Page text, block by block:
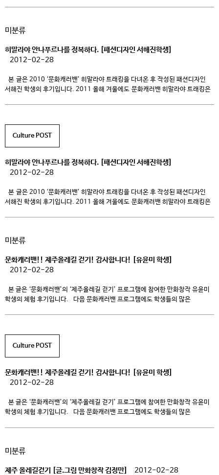
국제경쟁력과 자아개발 및 봉사능력을 향상시키고, 중국에 거주하고 있는 […]
미분류
히말라야 안나푸르나를 정복하다. [패션디자인 서해진학생]
2012-02-28
본 글은 2010 ‘문화캐러밴’ 히말라야 트래킹을 다녀온 후 작성된 패션디자인
서해진 학생의 후기입니다. 2011 올해 겨울에도 문화캐러밴 히말라야 트래킹은
ABC(Annapurna […]
Culture POST
히말라야 안나푸르나를 정복하다. [패션디자인 서해진학생]
2012-02-28
본 글은 2010 ‘문화캐러밴’ 히말라야 트래킹을 다녀온 후 작성된 패션디자인
서해진 학생의 후기입니다. 2011 올해 겨울에도 문화캐러밴 히말라야 트래킹은
시작하여 하루에 약 10~15Km를 걸어 최종 목적지인 4,130m 고지에 있는
미분류
문화캐러밴!! 제주올레길 걷기! 감사합니다! [유윤미 학생]
2012-02-28
본 글은 ‘문화캐러밴’의 ‘제주올레길 걷기’ 프로그램에 참여한 만화창작 유윤미
학생의 체험 후기입니다. 다음 문화캐러밴 프로그램에도 학생들의 많은
Culture POST
문화캐러밴!! 제주올레길 걷기! 감사합니다! [유윤미 학생]
2012-02-28
본 글은 ‘문화캐러밴’의 ‘제주올레길 걷기’ 프로그램에 참여한 만화창작 유윤미
학생의 체험 후기입니다. 다음 문화캐러밴 프로그램에도 학생들의 많은
미분류
제주 올레길걷기 [글.그림 만화창작 김정만] 2012-02-28